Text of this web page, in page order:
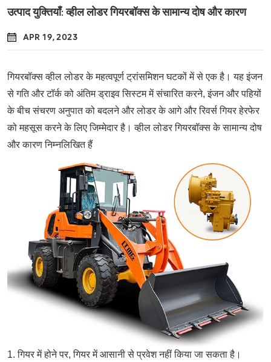
उत्पाद युक्तियाँ: व्हील लोडर गियरबॉक्स के सामान्य दोष और कारण
APR 19, 2023
गियरबॉक्स व्हील लोडर के महत्वपूर्ण ट्रांसमिशन घटकों में से एक है। यह इंजन
से गति और टॉर्क को अंतिम ड्राइव सिस्टम में संचारित करने, इंजन और पहियों
के बीच संचरण अनुपात को बदलने और लोडर के आगे और रिवर्स गियर हेरफेर
को महसूस करने के लिए जिम्मेदार है। व्हील लोडर गियरबॉक्स के सामान्य दोष
और कारण निम्नलिखित हैं
1. गियर में होने पर, गियर में आसानी से प्रवेश नहीं किया जा सकता है।